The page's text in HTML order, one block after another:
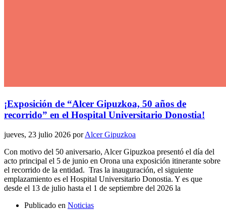
¡Exposición de “Alcer Gipuzkoa, 50 años de
recorrido” en el Hospital Universitario Donostia!
jueves, 23 julio 2026 porAlcer Gipuzkoa
Con motivo del 50 aniversario, Alcer Gipuzkoa presentó el día del
acto principal el 5 de junio en Orona una exposición itinerante sobre
el recorrido de la entidad. Tras la inauguración, el siguiente
emplazamiento es el Hospital Universitario Donostia. Y es que
desde el 13 de julio hasta el 1 de septiembre del 2026 la
Publicado en Noticias